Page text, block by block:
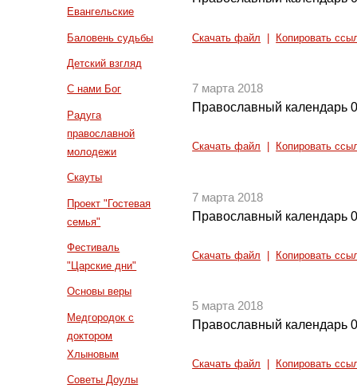
Евангельские
Баловень судьбы
Детский взгляд
С нами Бог
Радуга
православной
молодежи
Скауты
Проект "Гостевая
семья"
Фестиваль
"Царские дни"
Основы веры
Медгородок с
доктором
Хлыновым
Советы Доулы
Скачать файл Копировать
7 марта 2018
Православный календарь
Скачать файл Копировать
7 марта 2018
Православный календарь
Скачать файл Копировать
5 марта 2018
Православный календарь
Скачать файл Копировать